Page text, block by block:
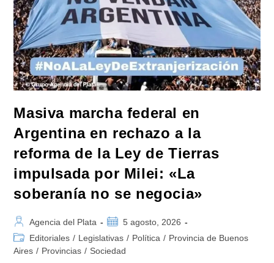
Para
Toda
Familia
Masiva marcha federal en
Argentina en rechazo a la
reforma de la Ley de Tierras
impulsada por Milei: «La
soberanía no se negocia»
Autor
de
la
Agencia del Plata
Publicación
de
la
5 agosto, 2026
Categoría
de
Editoriales / Legislativas / Política / Provincia de Buenos
Aires / Provincias / Sociedad